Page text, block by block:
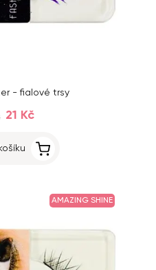
- fialové trsy
21 Kč
AMAZING SHINE